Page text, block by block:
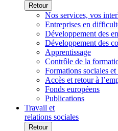
Retour
Nos services, vos
Entreprises en
Développement des
Développement des
Apprentissage
Contrôle de la
Formations sociales
Accès et retour à
Fonds européens
Publications
Travail et
relations sociales
Retour